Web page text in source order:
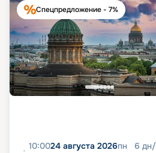
Спецпредложение - 7%
10:0024 августа 2026пн 6 дн/